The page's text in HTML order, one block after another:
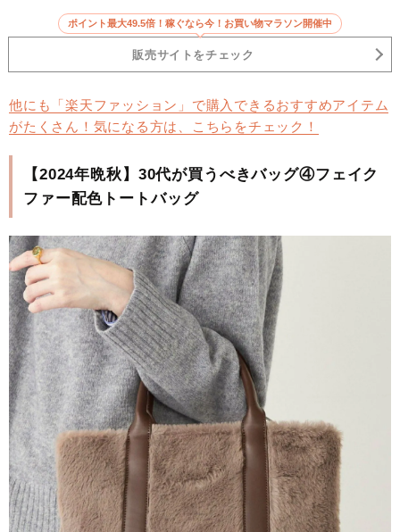
ポイント最大49.5倍！稼ぐなら今！お買い物マラソン開催中
販売サイトをチェック
他にも「楽天ファッション」で購入できるおすすめアイテム
がたくさん！気になる方は、こちらをチェック！
【2024年晩秋】30代が買うべきバッグ④フェイク
ファー配色トートバッグ